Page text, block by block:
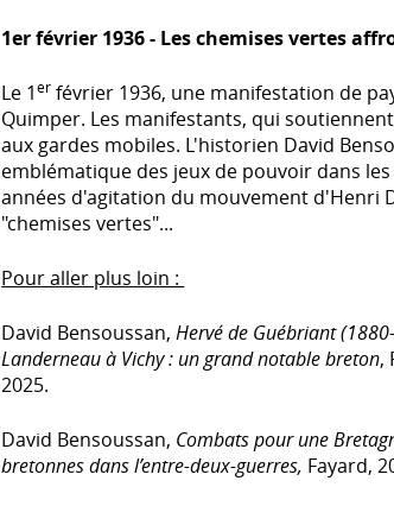
1er février 1936 - Les chemises vertes
Le 1er février 1936, une manifestation de
Quimper. Les manifestants, qui
aux gardes mobiles. L'historien David
emblématique des jeux de pouvoir dans
années d'agitation du mouvement d'Henri
"chemises vertes"...
Pour aller plus loin :
David Bensoussan,Hervé de Guébriant
Landerneau à Vichy : un grand notable breton,
2025.
David Bensoussan, Combats pour une
bretonnes dans l’entre-deux-guerres, Fayard,